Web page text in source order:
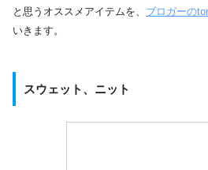
と思うオススメアイテムを、 ブロガーの
いきます。
スウェット、ニット